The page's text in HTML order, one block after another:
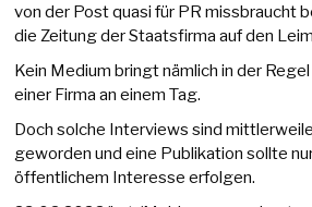
von der Post quasi für PR missbraucht
die Zeitung der Staatsfirma auf den
Kein Medium bringt nämlich in der
einer Firma an einem Tag.
Doch solche Interviews sind
geworden und eine Publikation sollte
öffentlichem Interesse erfolgen.